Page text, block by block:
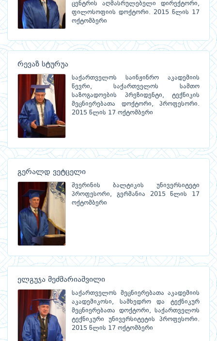
ცენტრის აღმასრულებელი დირექტორი,
ფილოსოფიის დოქტორი. 2015 წლის 17
ოქტომბერი
რევაზ სტურუა
საქართველოს საინჟინრო აკადემიის
წევრი, საქართველოს სამთო
საზოგადოების პრეზიდენტი, ტექნიკის
მეცნიერებათა დოქტორი, პროფესორი.
2015 წლის 17 ოქტომბერი
გერალდ ვეტცელი
შვერინის ბალტიკის უნივერსიტეტი
პროფესორი, გერმანია 2015 წლის 17
ოქტომბერი
ელგუჯა მეძმარიაშვილი
საქართველოს მეცნიერებათა აკადემიის
აკადემიკოსი, სამხედრო და ტექნიკურ
მეცნიერებათა დოქტორი, საქართველოს
ტექნიკური უნივერსიტეტის პროფესორი.
2015 წლის 17 ოქტომბერი